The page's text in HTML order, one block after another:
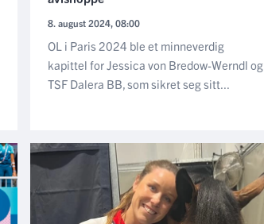
8. august 2024, 08:00
OL i Paris 2024 ble et minneverdig
kapittel for Jessica von Bredow-Werndl og
TSF Dalera BB, som sikret seg sitt...